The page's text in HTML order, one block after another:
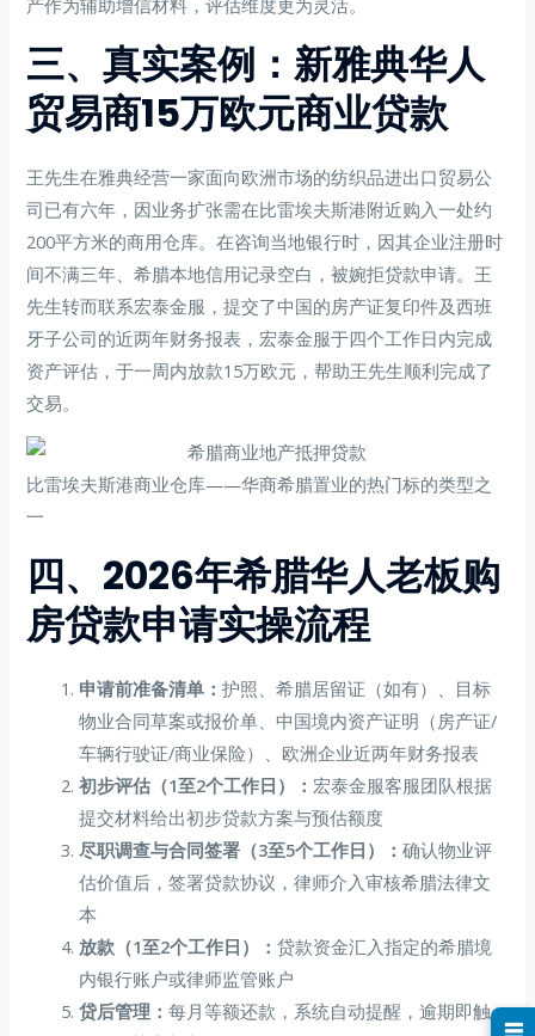
产作为辅助增信材料，评估维度更为灵活。
三、真实案例：新雅典华人
贸易商15万欧元商业贷款
王先生在雅典经营一家面向欧洲市场的纺织品进出口贸易公
司已有六年，因业务扩张需在比雷埃夫斯港附近购入一处约
200平方米的商用仓库。在咨询当地银行时，因其企业注册时
间不满三年、希腊本地信用记录空白，被婉拒贷款申请。王
先生转而联系宏泰金服，提交了中国的房产证复印件及西班
牙子公司的近两年财务报表，宏泰金服于四个工作日内完成
资产评估，于一周内放款15万欧元，帮助王先生顺利完成了
交易。
比雷埃夫斯港商业仓库——华商希腊置业的热门标的类型之
一
四、2026年希腊华人老板购
房贷款申请实操流程
申请前准备清单：护照、希腊居留证（如有）、目标
物业合同草案或报价单、中国境内资产证明（房产证/
车辆行驶证/商业保险）、欧洲企业近两年财务报表
初步评估（1至2个工作日）： 宏泰金服客服团队根据
提交材料给出初步贷款方案与预估额度
尽职调查与合同签署（3至5个工作日）：确认物业评
估价值后，签署贷款协议，律师介入审核希腊法律文
本
放款（1至2个工作日）：贷款资金汇入指定的希腊境
内银行账户或律师监管账户
贷后管理：每月等额还款，系统自动提醒，逾期即触
☰